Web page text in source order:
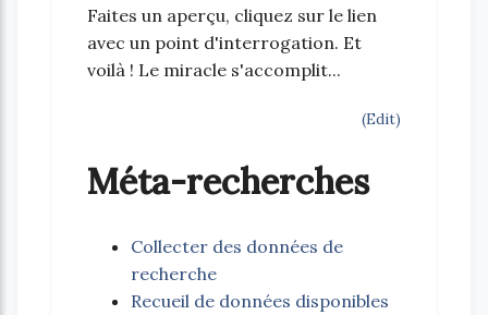
Faites un aperçu, cliquez sur le lien
avec un point d'interrogation. Et
voilà ! Le miracle s'accomplit...
(Edit)
Méta-recherches
Collecter des données de
recherche
Recueil de données disponibles